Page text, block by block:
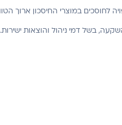
בשל דמי ניהול והוצאות ישירות.